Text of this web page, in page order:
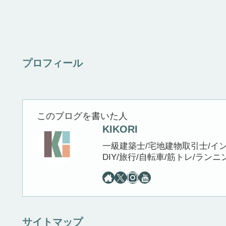
プロフィール
このブログを書いた人
KIKORI
一級建築士/宅地建物取引士/イ
DIY/旅行/自転車/筋トレ/ランニ
サイトマップ